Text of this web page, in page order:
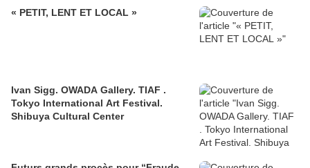
« PETIT, LENT ET LOCAL »
Ivan Sigg. OWADA Gallery. TIAF .
Tokyo International Art Festival.
Shibuya Cultural Center